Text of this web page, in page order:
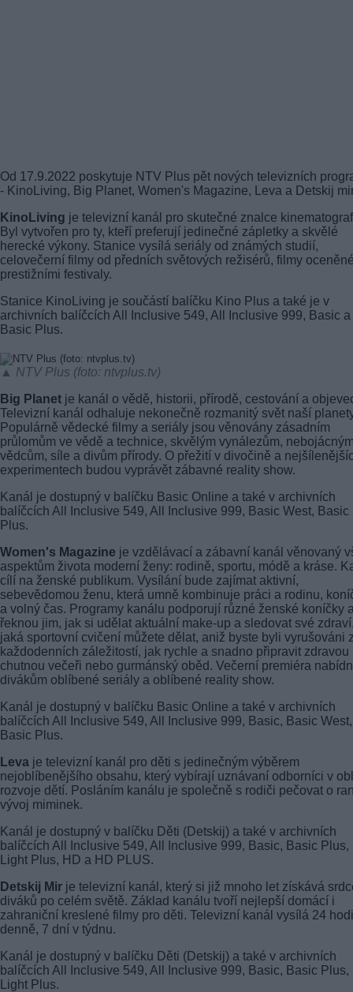
Od 17.9.2022 poskytuje NTV Plus pět nových televizních
- KinoLiving, Big Planet, Women's Magazine, Leva a Detskij
KinoLiving je televizní kanál pro skutečné znalce
Byl vytvořen pro ty, kteří preferují jedinečné zápletky a skvělé
herecké výkony. Stanice vysílá seriály od známých studií,
celovečerní filmy od předních světových režisérů, filmy
prestižními festivaly.
Stanice KinoLiving je součástí balíčku Kino Plus a také je v
archivních balíčcích All Inclusive 549, All Inclusive 999, Basic a
Basic Plus.
▲ NTV Plus (foto: ntvplus.tv)
Big Planet je kanál o vědě, historii, přírodě, cestování a
Televizní kanál odhaluje nekonečně rozmanitý svět naší
Populárně vědecké filmy a seriály jsou věnovány zásadním
průlomům ve vědě a technice, skvělým vynálezům,
vědcům, síle a divům přírody. O přežití v divočině a
experimentech budou vyprávět zábavné reality show.
Kanál je dostupný v balíčku Basic Online a také v archivních
balíčcích All Inclusive 549, All Inclusive 999, Basic West, Basic
Plus.
Women's Magazine je vzdělávací a zábavní kanál věnovaný
aspektům života moderní ženy: rodině, sportu, módě a kráse.
cílí na ženské publikum. Vysílání bude zajímat aktivní,
sebevědomou ženu, která umně kombinuje práci a rodinu,
a volný čas. Programy kanálu podporují různé ženské koníčky
řeknou jim, jak si udělat aktuální make-up a sledovat své
jaká sportovní cvičení můžete dělat, aniž byste byli vyrušováni
každodenních záležitostí, jak rychle a snadno připravit zdravou
chutnou večeři nebo gurmánský oběd. Večerní premiéra
divákům oblíbené seriály a oblíbené reality show.
Kanál je dostupný v balíčku Basic Online a také v archivních
balíčcích All Inclusive 549, All Inclusive 999, Basic, Basic West,
Basic Plus.
Leva je televizní kanál pro děti s jedinečným výběrem
nejoblíbenějšího obsahu, který vybírají uznávaní odborníci v
rozvoje dětí. Posláním kanálu je společně s rodiči pečovat o
vývoj miminek.
Kanál je dostupný v balíčku Děti (Detskij) a také v archivních
balíčcích All Inclusive 549, All Inclusive 999, Basic, Basic Plus,
Light Plus, HD a HD PLUS.
Detskij Mir je televizní kanál, který si již mnoho let získává
diváků po celém světě. Základ kanálu tvoří nejlepší domácí i
zahraniční kreslené filmy pro děti. Televizní kanál vysílá 24
denně, 7 dní v týdnu.
Kanál je dostupný v balíčku Děti (Detskij) a také v archivních
balíčcích All Inclusive 549, All Inclusive 999, Basic, Basic Plus,
Light Plus.